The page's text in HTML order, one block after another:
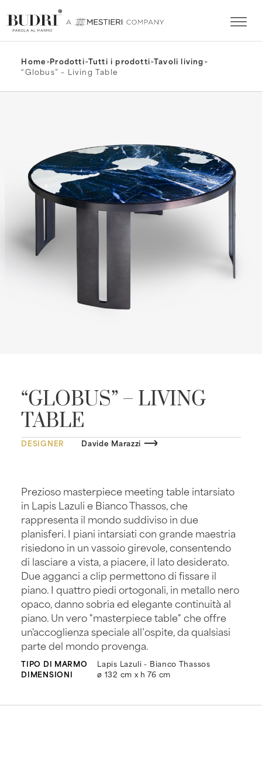
Home>Prodotti>Tutti i prodotti>Tavoli living>
“Globus” – Living Table
“GLOBUS” – LIVING
TABLE
DESIGNER Davide Marazzi
Prezioso masterpiece meeting table intarsiato
in Lapis Lazuli e Bianco Thassos, che
rappresenta il mondo suddiviso in due
planisferi. I piani intarsiati con grande maestria
risiedono in un vassoio girevole, consentendo
di lasciare a vista, a piacere, il lato desiderato.
Due agganci a clip permettono di fissare il
piano. I quattro piedi ortogonali, in metallo nero
opaco, danno sobria ed elegante continuità al
piano. Un vero "masterpiece table" che offre
un'accoglienza speciale all’ospite, da qualsiasi
parte del mondo provenga.
TIPO DI MARMO
Lapis Lazuli - Bianco Thassos
DIMENSIONI
ø 132 cm x h 76 cm